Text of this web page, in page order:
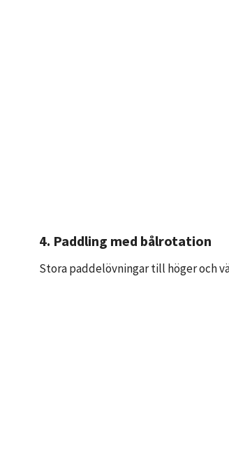
4. Paddling med bålrotation
Stora paddelövningar till höger och